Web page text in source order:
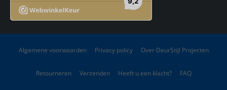
Algemene voorwaarden Privacy policy Over DeurStijl Projecten
Retourneren Verzenden Heeft u een klacht? FAQ